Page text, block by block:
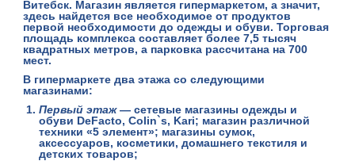
Витебск. Магазин является гипермаркетом, а значит,
здесь найдется все необходимое от продуктов
первой необходимости до одежды и обуви. Торговая
площадь комплекса составляет более 7,5 тысяч
квадратных метров, а парковка рассчитана на 700
мест.
В гипермаркете два этажа со следующими
магазинами:
Первый этаж— сетевые магазины одежды и
обуви DeFacto, Colin`s, Kari; магазин различной
техники «5 элемент»; магазины сумок,
аксессуаров, косметики, домашнего текстиля и
детских товаров;